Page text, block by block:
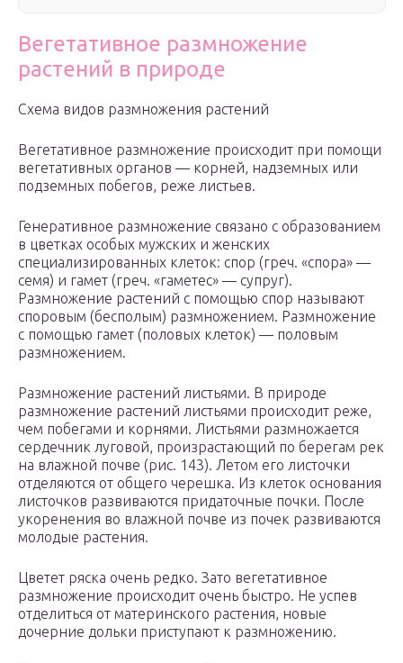
Вегетативное размножение
растений в природе
Схема видов размножения растений
Вегетативное размножение происходит при помощи
вегетативных органов — корней, надземных или
подземных побегов, реже листьев.
Генеративное размножение связано с образованием
в цветках особых мужских и женских
специализированных клеток: спор (греч. «спора» —
семя) и гамет (греч. «гаметес» — супруг).
Размножение растений с помощью спор называют
споровым (бесполым) размножением. Размножение
с помощью гамет (половых клеток) — половым
размножением.
Размножение растений листьями. В природе
размножение растений листьями происходит реже,
чем побегами и корнями. Листьями размножается
сердечник луговой, произрастающий по берегам рек
на влажной почве (рис. 143). Летом его листочки
отделяются от общего черешка. Из клеток основания
листочков развиваются придаточные почки. После
укоренения во влажной почве из почек развиваются
молодые растения.
Цветет ряска очень редко. Зато вегетативное
размножение происходит очень быстро. Не успев
отделиться от материнского растения, новые
дочерние дольки приступают к размножению.